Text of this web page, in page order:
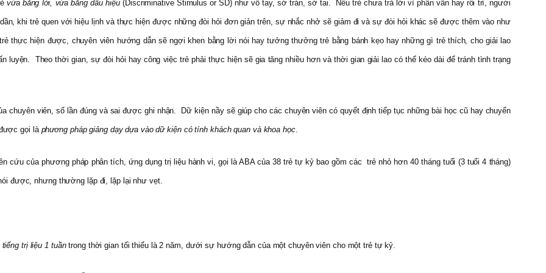
vừa bằng lời, vừa bằng dấu hiệu(Discriminative Stimulus or SD) như vỗ tay, sờ trán, sờ tai. Nếu trẻ chưa trả lời vì phân vân hay rối trí, người
khi trẻ quen với hiệu lịnh và thực hiện được những đòi hỏi đơn giản trên, sự nhắc nhở sẽ giảm đi và sự đòi hỏi khác sẽ được thêm vào như
thực hiện được, chuyên viên hướng dẫn sẽ ngợi khen bằng lời nói hay tưởng thưởng trẻ bằng bánh kẹo hay những gì trẻ thích, cho giải lao
Theo thời gian, sự đòi hỏi hay công việc trẻ phải thực hiện sẽ gia tăng nhiều hơn và thời gian giải lao có thể kéo dài để tránh tình trạng
chuyên viên, số lần đúng và sai được ghi nhận. Dữ kiện nầy sẽ giúp cho các chuyên viên có quyết định tiếp tục những bài học cũ hay chuyển
gọi là phương pháp giảng dạy dựa vào dữ kiện có tính khách quan và khoa học.
cứu của phương pháp phân tích, ứng dụng trị liệu hành vi, gọi là ABA của 38 trẻ tự kỷ bao gồm các trẻ nhỏ hơn 40 tháng tuổi (3 tuổi 4 tháng)
được, nhưng thường lặp đi, lặp lại như vẹt.
tiếng trị liệu 1 tuầntrong thời gian tối thiểu là 2 năm, dưới sự hướng dẫn của một chuyên viên cho một trẻ tự kỷ.